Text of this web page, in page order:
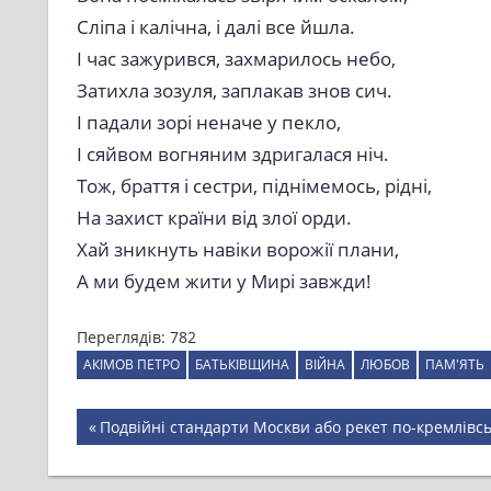
Сліпа і калічна, і далі все йшла.
І час зажурився, захмарилось небо,
Затихла зозуля, заплакав знов сич.
І падали зорі неначе у пекло,
І сяйвом вогняним здригалася ніч.
Тож, браття і сестри, піднімемось, рідні,
На захист країни від злої орди.
Хай зникнуть навіки ворожії плани,
А ми будем жити у Мирі завжди!
Переглядів: 782
АКІМОВ ПЕТРО БАТЬКІВЩИНА ВІЙНА ЛЮБОВ ПАМ'ЯТЬ
Навігація
записів
Previous
Post:
Подвійні стандарти Москви або рекет по-